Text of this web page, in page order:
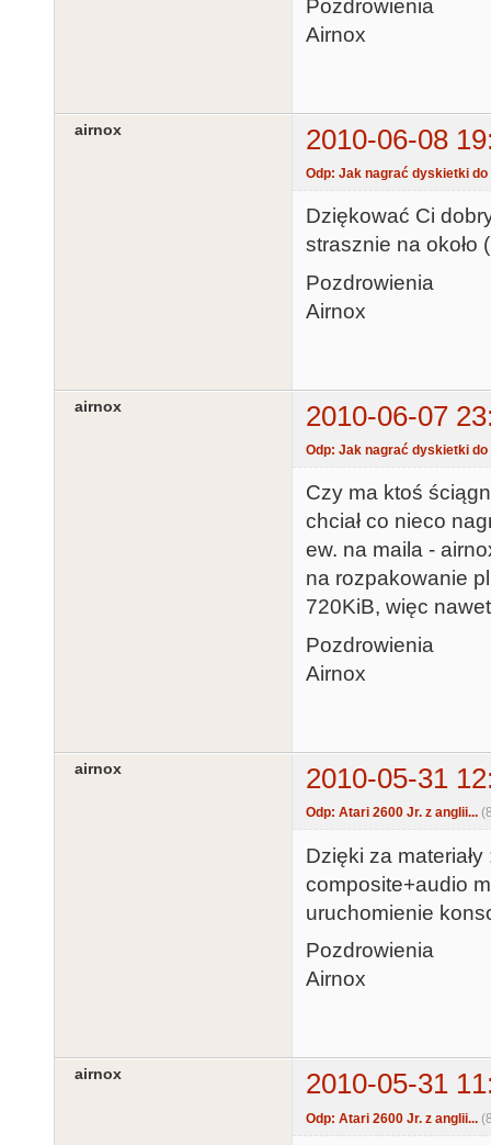
Pozdrowienia
Airnox
airnox 2010-06-08
Odp: Jak nagrać dyskietki do
Dziękować Ci
strasznie na około
Pozdrowienia
Airnox
airnox 2010-06-07
Odp: Jak nagrać dyskietki do
Czy ma ktoś
chciał co nieco
ew. na maila -
na rozpakowanie
720KiB, więc
Pozdrowienia
Airnox
airnox 2010-05-31
Odp: Atari 2600 Jr. z anglii...
Dzięki za
composite+audio
uruchomienie
Pozdrowienia
Airnox
airnox 2010-05-31
Odp: Atari 2600 Jr. z anglii...